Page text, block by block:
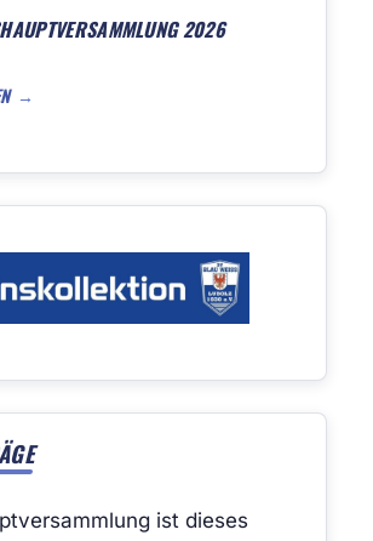
2026
ist dieses